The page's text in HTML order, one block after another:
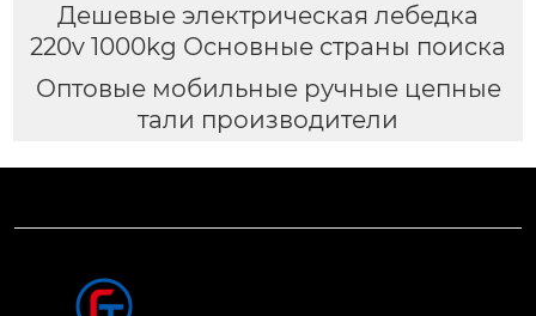
Дешевые электрическая лебедка
220v 1000kg Основные страны поиска
Оптовые мобильные ручные цепные
тали производители